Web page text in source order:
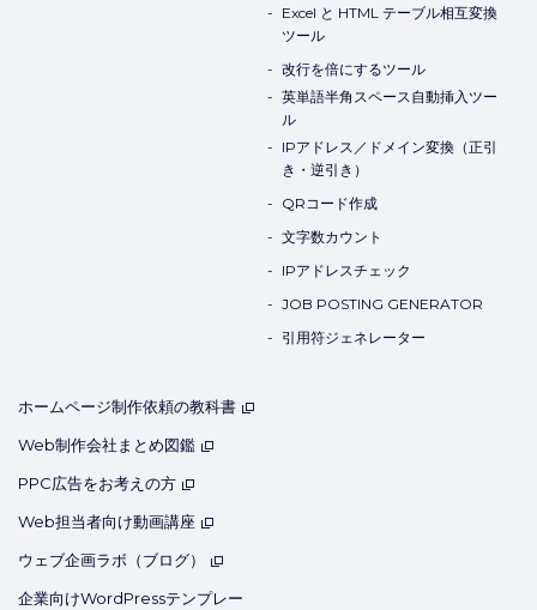
Excel と HTML テーブル相互変換
ツール
改行を倍にするツール
英単語半角スペース自動挿入ツー
ル
IPアドレス／ドメイン変換（正引
き・逆引き）
QRコード作成
文字数カウント
IPアドレスチェック
JOB POSTING GENERATOR
引用符ジェネレーター
ホームページ制作依頼の教科書
Web制作会社まとめ図鑑
PPC広告をお考えの方
Web担当者向け動画講座
ウェブ企画ラボ（ブログ）
企業向けWordPressテンプレー